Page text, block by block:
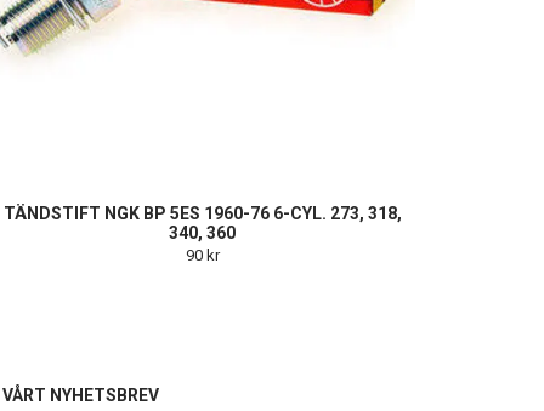
TÄNDSTIFT NGK BP 5ES 1960-76 6-CYL. 273, 318,
340, 360
90 kr
NYHETSBREV